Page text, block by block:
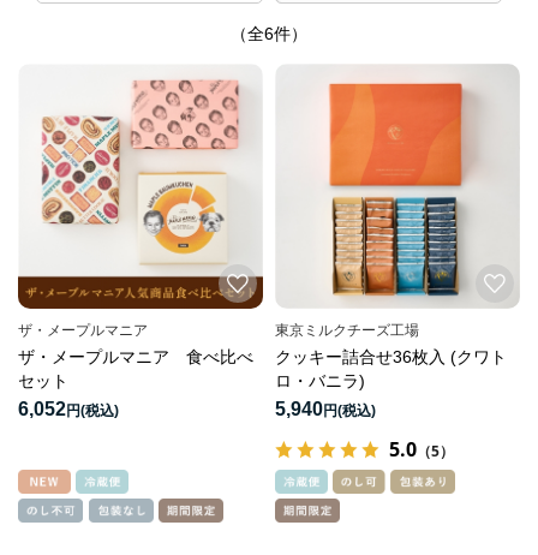
（全6件）
ザ・メープルマニア
ザ・メープルマニア 食べ比べ
セット
6,052円
東京ミルクチーズ工場
クッキー詰合せ36枚入 (クワト
ロ・バニラ)
5,940円
5.0 （5）